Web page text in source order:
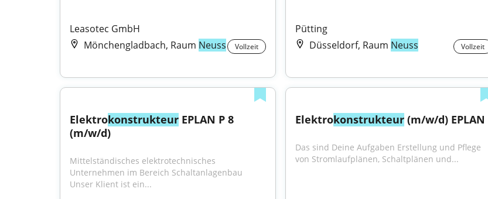
Leasotec GmbH
Mönchengladbach, Raum Neuss Vollzeit
Pütting
Düsseldorf, Raum Neuss Vollzeit
Elektrokonstrukteur EPLAN P 8
(m/w/d)
Mittelständisches elektrotechnisches
Unternehmen im Bereich Schaltanlagenbau
Unser Klient ist ein...
Elektrokonstrukteur (m/w/d) EPLAN
Das sind Deine Aufgaben Erstellung und Pflege
von Stromlaufplänen, Schaltplänen und...